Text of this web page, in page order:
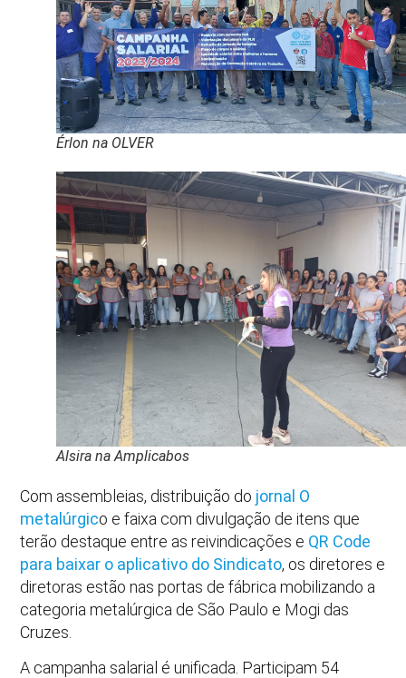
Érlon na OLVER
Alsira na Amplicabos
Com assembleias, distribuição do jornal O
metalúrgico e faixa com divulgação de itens que
terão destaque entre as reivindicações e QR Code
para baixar o aplicativo do Sindicato, os diretores e
diretoras estão nas portas de fábrica mobilizando a
categoria metalúrgica de São Paulo e Mogi das
Cruzes.
A campanha salarial é unificada. Participam 54